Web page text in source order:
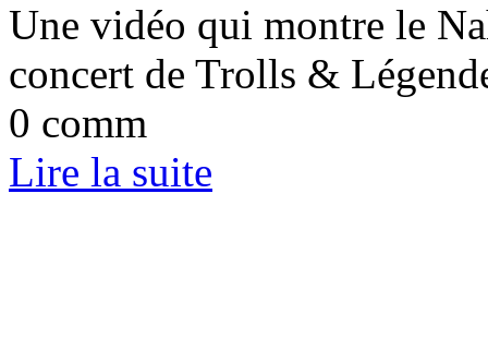
Une vidéo qui montre le
concert de Trolls &
0 comm
Lire la suite